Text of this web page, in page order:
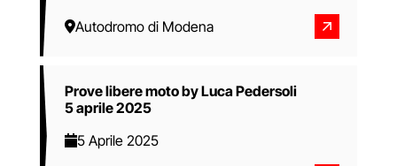
Autodromo di Modena
Prove libere moto by Luca Pedersoli
5 aprile 2025
5 Aprile 2025